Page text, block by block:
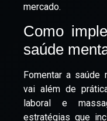
mercado.
Como
saúde
Fomentar a saúde
vai além de
laboral e
estratégias que